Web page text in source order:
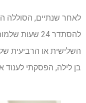
להסתדר 24
השלישית או הרביעית
בן לילה, הפסקתי לענוד